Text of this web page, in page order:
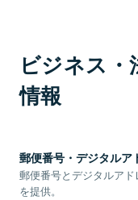
ビジネス
情報
郵便番号・デジタルア
郵便番号とデジタルア
を提供。